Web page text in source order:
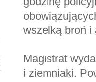
wszelką broń i
Magistrat
i ziemniaki.